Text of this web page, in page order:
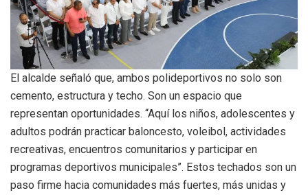
El alcalde señaló que, ambos polideportivos no solo son
cemento, estructura y techo. Son un espacio que
representan oportunidades. “Aquí los niños, adolescentes y
adultos podrán practicar baloncesto, voleibol, actividades
recreativas, encuentros comunitarios y participar en
programas deportivos municipales”. Estos techados son un
paso firme hacia comunidades más fuertes, más unidas y